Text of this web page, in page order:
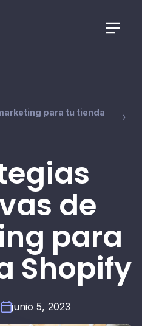
para tu tienda
de
para
Shopify
junio 5, 2023